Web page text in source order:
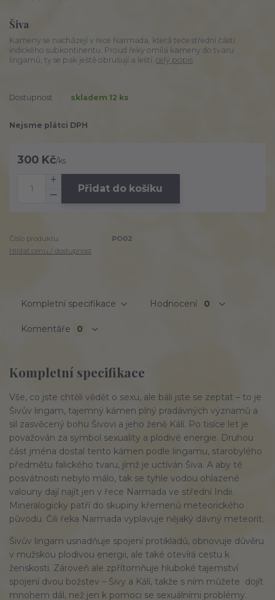
Šiva
Kameny se nacházejí v řece Narmada, která teče střední částí
indického subkontinentu. Proud řeky omílá kameny do tvaru
lingamů, ty se pak ještě obrušují a leští. celý popis
Dostupnost skladem 12 ks
Nejsme plátci DPH
300 Kč/ks
Přidat do košíku
Číslo produktu:
PO02
Hlídat cenu / dostupnost
Kompletní specifikace Hodnocení 0
Komentáře 0
Kompletní specifikace
Vše, co jste chtěli vědět o sexu, ale báli jste se zeptat – to je
Šivův lingam, tajemný kámen plný pradávných významů a
sil zasvěcený bohu Šivovi a jeho ženě Kálí. Po tisíce let je
považován za symbol sexuality a plodivé energie. Druhou
část jména dostal tento kámen podle lingamu, starobylého
předmětu falického tvaru, jímž je uctíván Šiva. A aby té
posvátnosti nebylo málo, tak se tyhle vodou ohlazené
valouny dají najít jen v řece Narmada ve střední Indii.
Mineralogicky patří do skupiny křemenů meteorického
původu. Čili řeka Narmada vyplavuje nějaký dávný meteorit.
Šivův lingam usnadňuje spojení protikladů, obnovuje důvěru
v mužskou plodivou energii, ale také otevírá cestu k
ženskosti. Zároveň ale zpřítomňuje hluboké tajemství
spojení dvou božstev – Šivy a Kálí, takže s ním můžete dojít
mnohem dál, než jen k pomoci se sexuálními problémy.